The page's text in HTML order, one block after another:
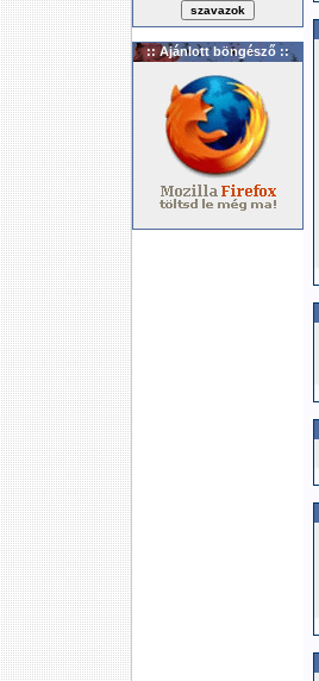
:: Ajánlott böngésző ::